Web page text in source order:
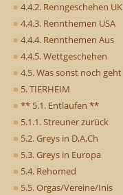
4.4.2. Renngeschehen UK
4.4.3. Rennthemen USA
4.4.4. Rennthemen Aus
4.4.5. Wettgeschehen
4.5. Was sonst noch geht
5. TIERHEIM
** 5.1. Entlaufen **
5.1.1. Streuner zurück
5.2. Greys in D,A,Ch
5.3. Greys in Europa
5.4. Rehomed
5.5. Orgas/Vereine/Inis